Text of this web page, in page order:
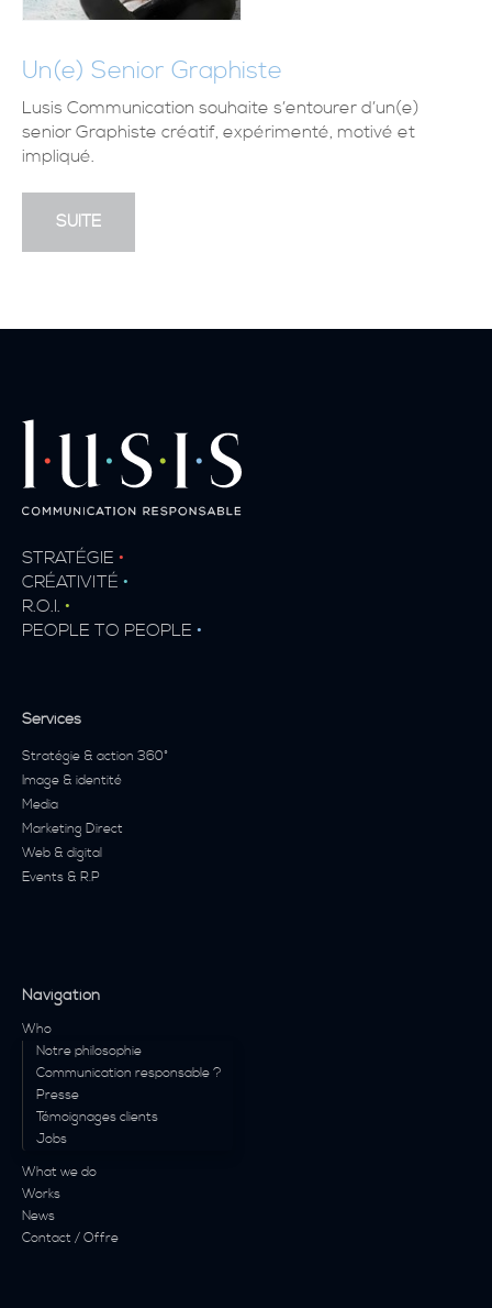
Un(e) Senior Graphiste
Lusis Communication souhaite s’entourer d’un(e)
senior Graphiste créatif, expérimenté, motivé et
impliqué.
SUITE
STRATÉGIE •
CRÉATIVITÉ •
R.O.I. •
PEOPLE TO PEOPLE •
Services
Stratégie & action 360°
Image & identité
Media
Marketing Direct
Web & digital
Events & R.P
Navigation
Who
Notre philosophie
Communication responsable ?
Presse
Témoignages clients
Jobs
What we do
Works
News
Contact / Offre